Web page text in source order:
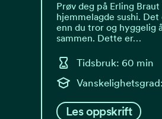
Prøv deg på Erling Braut
hjemmelagde sushi. Det
enn du tror og hyggelig
sammen. Dette er…
Tidsbruk: 60 min
Les oppskrift